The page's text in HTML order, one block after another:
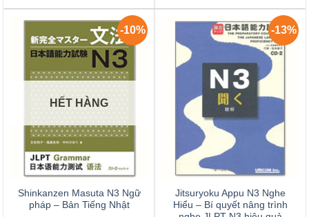
giá
-10%
HẾT HÀNG
Shinkanzen Masuta N3 Ngữ
pháp – Bản Tiếng Nhật
-13%
Jitsuryoku Appu N3 Nghe
Hiểu – Bí quyết nâng trình